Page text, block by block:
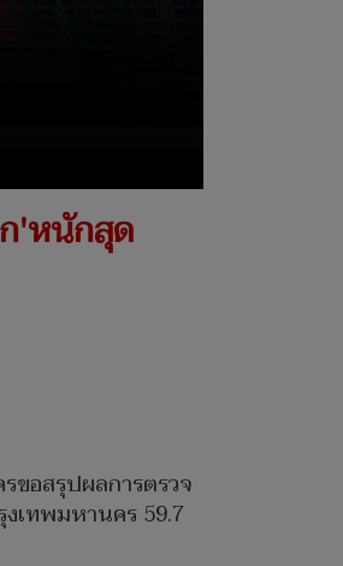
'หนักสุด
อสรุปผลการตรวจ
เทพมหานคร 59.7